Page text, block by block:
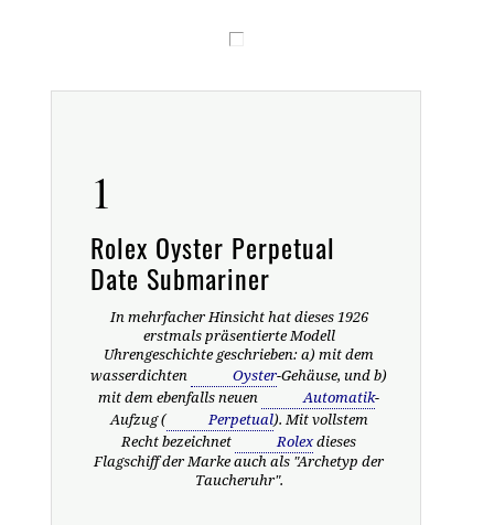
1
Rolex Oyster Perpetual
Date Submariner
In mehrfacher Hinsicht hat dieses 1926
erstmals präsentierte Modell
Uhrengeschichte geschrieben: a) mit dem
wasserdichten
Oyster-Gehäuse, und b)
mit dem ebenfalls neuen
Automatik-
Aufzug (
Perpetual). Mit vollstem
Recht bezeichnet
Rolexdieses
Flagschiff der Marke auch als "Archetyp der
Taucheruhr".